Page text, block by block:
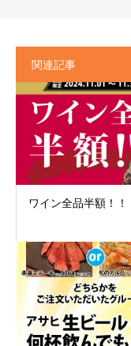
関連記事
ワイン全品半額！！